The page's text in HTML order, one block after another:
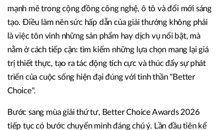
mạnh mẽ trong cộng đồng công nghệ, ô tô và đổi mới sáng
tạo. Điều làm nên sức hấp dẫn của giải thưởng không phải
là việc tôn vinh những sản phẩm hay dịch vụ nổi bật, mà
nằm ở cách tiếp cận: tìm kiếm những lựa chọn mang lại giá
trị thiết thực, tạo ra tác động tích cực và thúc đẩy sự phát
triển của cuộc sống hiện đại đúng với tinh thần "Better
Choice".
Bước sang mùa giải thứ tư, Better Choice Awards 2026
tiếp tục có bước chuyển mình đáng chú ý. Lần đầu tiên kể